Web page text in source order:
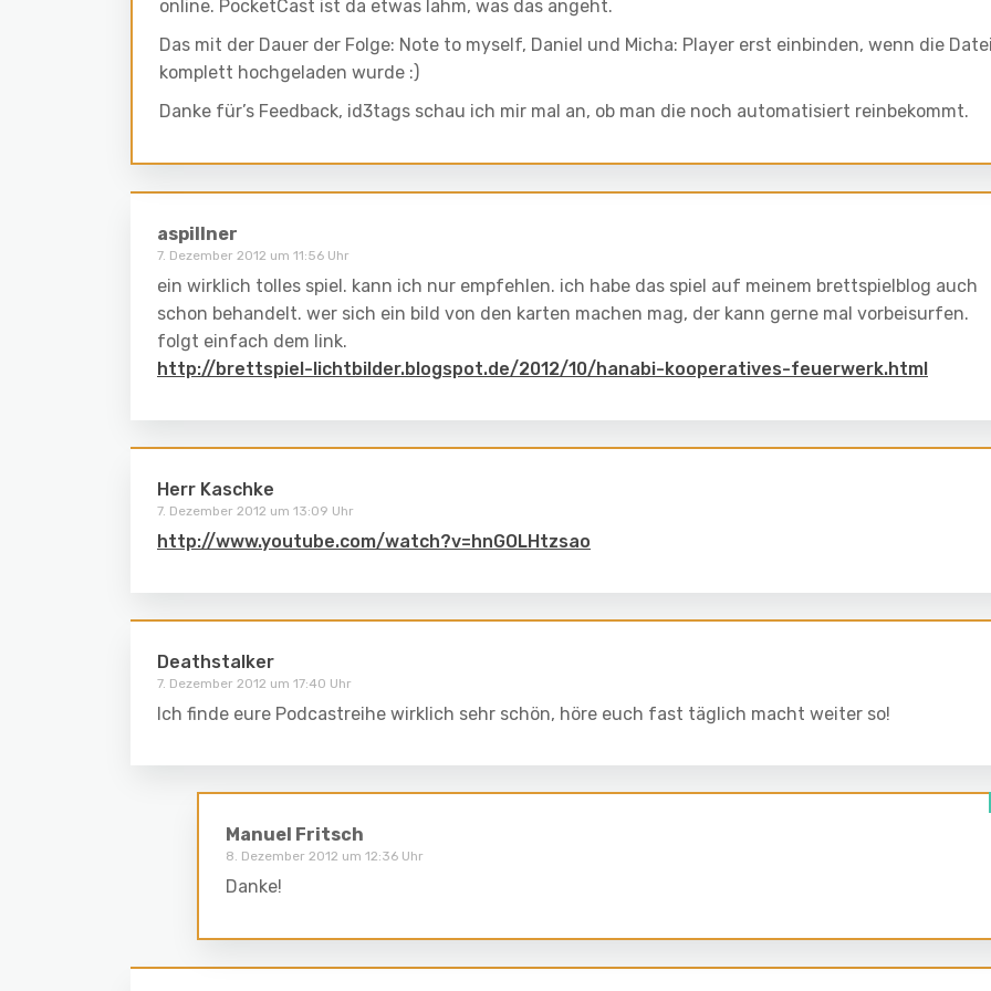
online. PocketCast ist da etwas lahm, was das angeht.
Das mit der Dauer der Folge: Note to myself, Daniel und Micha: Player erst einbinden, wenn die
komplett hochgeladen wurde :)
Danke für’s Feedback, id3tags schau ich mir mal an, ob man die noch automatisiert reinbekommt.
aspillner
7. Dezember 2012 um 11:56 Uhr
ein wirklich tolles spiel. kann ich nur empfehlen. ich habe das spiel auf meinem brettspielblog auch
schon behandelt. wer sich ein bild von den karten machen mag, der kann gerne mal vorbeisurfen.
folgt einfach dem link.
http://brettspiel-lichtbilder.blogspot.de/2012/10/hanabi-kooperatives-feuerwerk.html
Herr Kaschke
7. Dezember 2012 um 13:09 Uhr
http://www.youtube.com/watch?v=hnGOLHtzsao
Deathstalker
7. Dezember 2012 um 17:40 Uhr
Ich finde eure Podcastreihe wirklich sehr schön, höre euch fast täglich macht weiter so!
Manuel Fritsch
8. Dezember 2012 um 12:36 Uhr
Danke!